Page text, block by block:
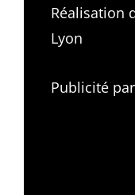
Réalisation
Lyon
Publicité